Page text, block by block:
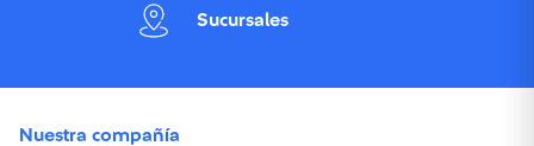
Sucursales
Nuestra compañía